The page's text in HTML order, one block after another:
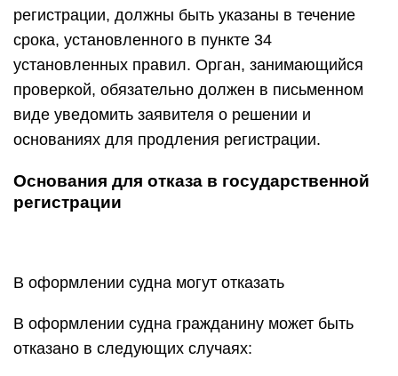
регистрации, должны быть указаны в течение
срока, установленного в пункте 34
установленных правил. Орган, занимающийся
проверкой, обязательно должен в письменном
виде уведомить заявителя о решении и
основаниях для продления регистрации.
Основания для отказа в государственной
регистрации
В оформлении судна могут отказать
В оформлении судна гражданину может быть
отказано в следующих случаях: